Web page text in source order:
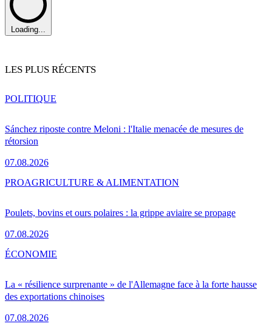
Loading...
LES PLUS RÉCENTS
Sánchez riposte contre Meloni : l'Italie menacée de mesures de
rétorsion
07.08.2026
POLITIQUE
Poulets, bovins et ours polaires : la grippe aviaire se propage
07.08.2026
PROAGRICULTURE & ALIMENTATION
La « résilience surprenante » de l'Allemagne face à la forte hausse
des exportations chinoises
07.08.2026
ÉCONOMIE